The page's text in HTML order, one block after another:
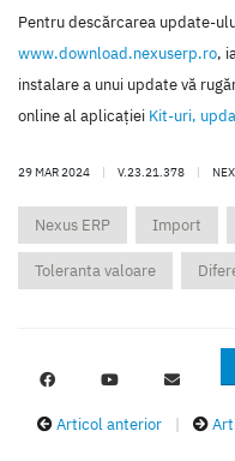
Pentru descărcarea update-
www.download.nexuserp.ro,
instalare a unui update vă
online al aplicaţiei Kit-uri,
29 MAR 2024 | V.23.21.378 |
Nexus ERP Import
Toleranta valoare
Articol anterior